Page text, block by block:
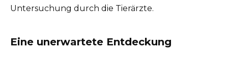
Untersuchung durch die Tierärzte.
Eine unerwartete Entdeckung